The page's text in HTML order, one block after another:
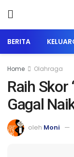
BERITA
Home Olahraga
Raih Skor
Gagal
oleh Moni